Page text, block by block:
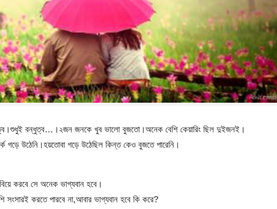
বন্ধুত্ব…।২জন জনকে খুব ভালো বুজতো।অনেক বেশি কেয়ারিং ছিল দুইজনই।
গড়ে উঠেনি।হয়তোবা গড়ে উঠেছিল কিন্ত কেও বুজতে পারেনি।
করবে সে অনেক ভাগ্যবান হবে।
সংসারই করতে পারবে না,আবার ভাগ্যবান হবে কি করে?